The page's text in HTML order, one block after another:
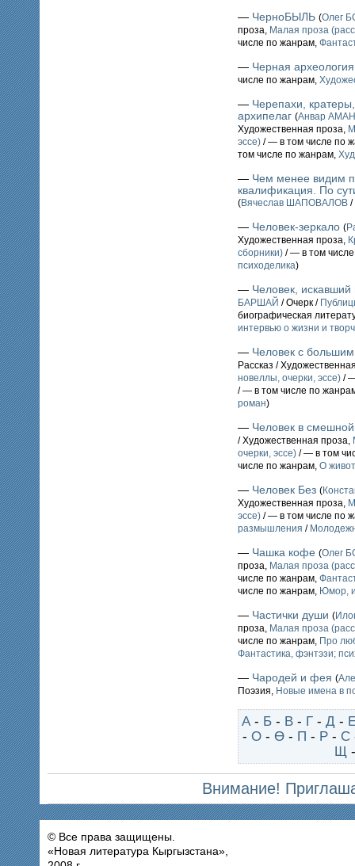
— ЧерноБЫЛЬ (Олег
проза, Малая проза
числе по жанрам,
— Черная археология
числе по жанрам,
— Черепахи,
архипелаг (Анвар
Художественная проза,
эссе) / — в том числе по
том числе по жанрам,
— Чем менее видим
квалификация. По
(Вячеслав ШАПОВАЛОВ /
— Человек-зеркало (
Художественная проза,
сборники) / — в том
психоделика)
— Человек,
БАРШАЙ / Очерк /
биографическая
интервью о жизни и
— Человек с
Рассказ /
новеллы, очерки, эссе) /
/ — в том числе по
роман)
— Человек в
/ Художественная проза,
очерки, эссе) / — в том
числе по жанрам, О
— Человек Без (
Художественная проза,
эссе) / — в том числе по
размышления /
— Чашка кофе (Олег
проза, Малая проза
числе по жанрам,
числе по жанрам, Юмор,
— Частички души (
проза, Малая проза
числе по жанрам, Про
Фантастика, фэнтэзи;
— Чародей и фея (
Поэзия, Новые имена в
А - Б - В - Г - Д -
- О- Ө- П - Р- С
Щ
Внимание!
© Все права защищены.
«Новая литература Кыргызстана»,